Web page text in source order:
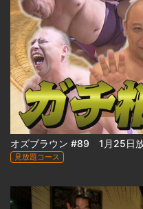
見放題コース